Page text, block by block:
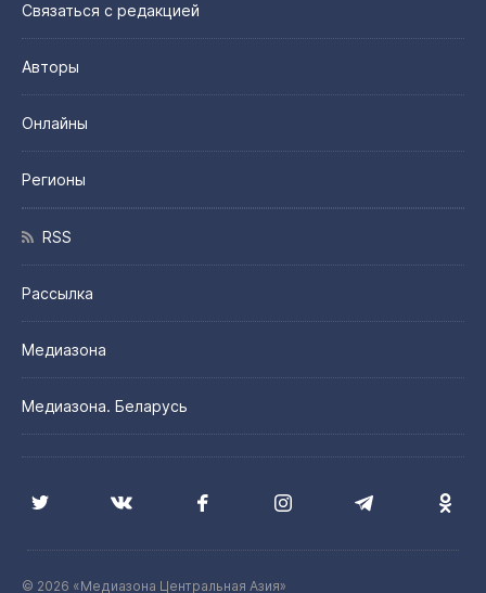
Связаться с редакцией
Авторы
Онлайны
Регионы
RSS
Рассылка
Медиазона
Медиазона. Беларусь
© 2026 «Медиазона Центральная Азия»